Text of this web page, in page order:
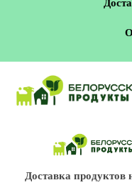
Доставка продуктов